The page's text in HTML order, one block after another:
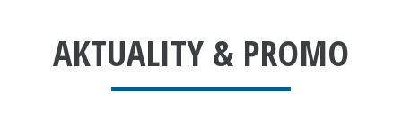
PODNIKAJTE ONLINE!
AKTUALITY & PROMO